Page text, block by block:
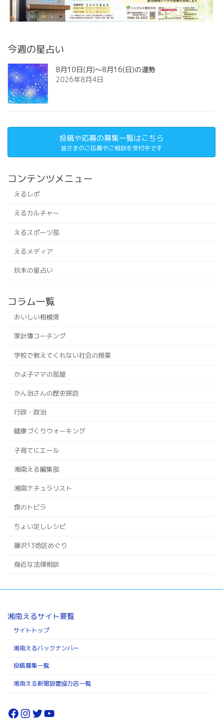
今週の星占い
8月10日(月)～8月16(日)の運勢
2026年8月4日
投稿や応募の募集一覧はこちら
皆さまのご応募やご相談を受付中です
コンテンツメニュー
えるレポ
えるカルチャー
えるスポーツ部
えるメディア
玖未の星占い
コラム一覧
おいしい相模湾
家計簿コーチング
学校で教えてくれない社会の授業
かよ子ママの部屋
かん治さんの歴史探訪
行政・政治
健康づくりウォーキング
子育てにエール
湘南える編集部
湘南ナチュラリスト
食のトビラ
ちょい足しレシピ
藤沢13地区めぐり
身近な法律相談
湘南えるサイト要覧
サイトトップ
湘南えるバックナンバー
投稿募集一覧
湘南える新聞設置協力店一覧
Facebook
Instagram
Twitter
YouTube